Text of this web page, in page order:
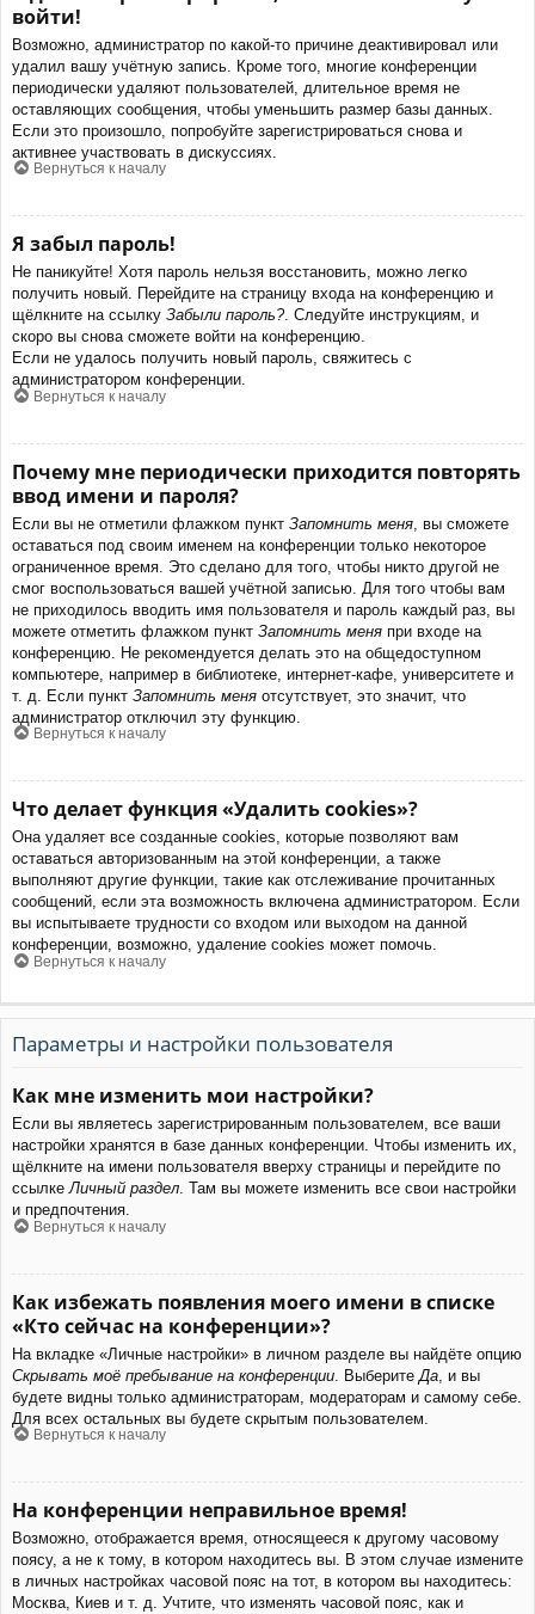
войти!
Возможно, администратор по какой-то причине деактивировал или
удалил вашу учётную запись. Кроме того, многие конференции
периодически удаляют пользователей, длительное время не
оставляющих сообщения, чтобы уменьшить размер базы данных.
Если это произошло, попробуйте зарегистрироваться снова и
активнее участвовать в дискуссиях.
Вернуться к началу
Я забыл пароль!
Не паникуйте! Хотя пароль нельзя восстановить, можно легко
получить новый. Перейдите на страницу входа на конференцию и
щёлкните на ссылку Забыли пароль?. Следуйте инструкциям, и
скоро вы снова сможете войти на конференцию.
Если не удалось получить новый пароль, свяжитесь с
администратором конференции.
Вернуться к началу
Почему мне периодически приходится повторять
ввод имени и пароля?
Если вы не отметили флажком пункт Запомнить меня , вы сможете
оставаться под своим именем на конференции только некоторое
ограниченное время. Это сделано для того, чтобы никто другой не
смог воспользоваться вашей учётной записью. Для того чтобы вам
не приходилось вводить имя пользователя и пароль каждый раз, вы
можете отметить флажком пункт Запомнить меня при входе на
конференцию. Не рекомендуется делать это на общедоступном
компьютере, например в библиотеке, интернет-кафе, университете и
т. д. Если пункт Запомнить меня отсутствует, это значит, что
администратор отключил эту функцию.
Вернуться к началу
Что делает функция «Удалить cookies»?
Она удаляет все созданные cookies, которые позволяют вам
оставаться авторизованным на этой конференции, а также
выполняют другие функции, такие как отслеживание прочитанных
сообщений, если эта возможность включена администратором. Если
вы испытываете трудности со входом или выходом на данной
конференции, возможно, удаление cookies может помочь.
Вернуться к началу
Параметры и настройки пользователя
Как мне изменить мои настройки?
Если вы являетесь зарегистрированным пользователем, все ваши
настройки хранятся в базе данных конференции. Чтобы изменить их,
щёлкните на имени пользователя вверху страницы и перейдите по
ссылкеЛичный раздел. Там вы можете изменить все свои настройки
и предпочтения.
Вернуться к началу
Как избежать появления моего имени в списке
«Кто сейчас на конференции»?
На вкладке «Личные настройки» в личном разделе вы найдёте опцию
Скрывать моё пребывание на конференции . Выберите Да , и вы
будете видны только администраторам, модераторам и самому себе.
Для всех остальных вы будете скрытым пользователем.
Вернуться к началу
На конференции неправильное время!
Возможно, отображается время, относящееся к другому часовому
поясу, а не к тому, в котором находитесь вы. В этом случае измените
в личных настройках часовой пояс на тот, в котором вы находитесь:
Москва, Киев и т. д. Учтите, что изменять часовой пояс, как и